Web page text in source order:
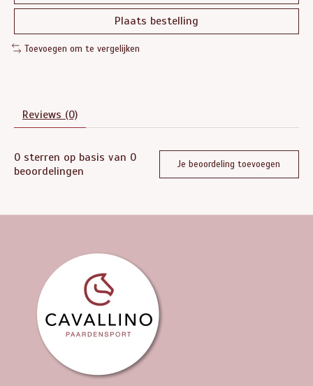
Plaats bestelling
Toevoegen om te vergelijken
Reviews (0)
0 sterren op basis van 0
beoordelingen
Je beoordeling toevoegen